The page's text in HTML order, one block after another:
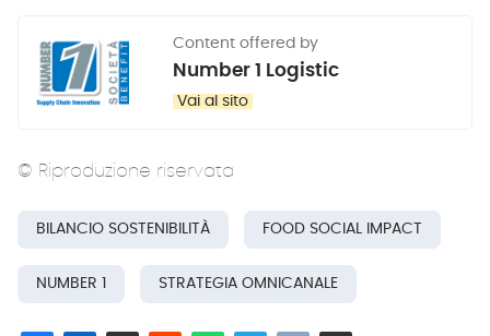
Content offered by
Number 1 Logistic
Vai al sito
© Riproduzione riservata
BILANCIO SOSTENIBILITÀ FOOD SOCIAL IMPACT
NUMBER 1 STRATEGIA OMNICANALE